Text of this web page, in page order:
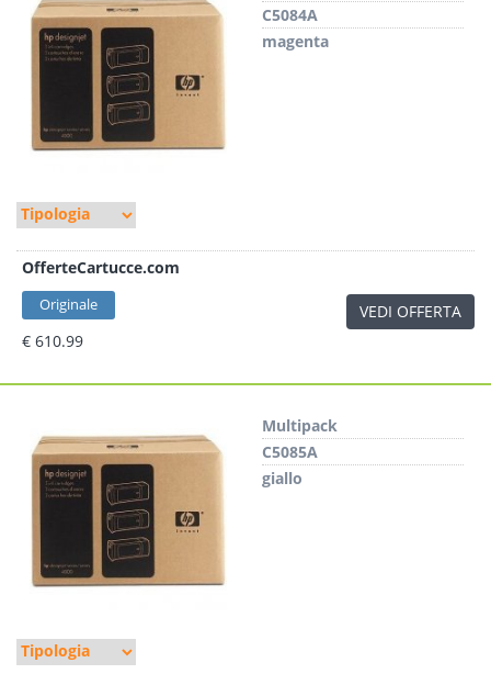
C5084A
magenta
OfferteCartucce.com
Originale
€ 610.99
VEDI OFFERTA
Multipack
C5085A
giallo